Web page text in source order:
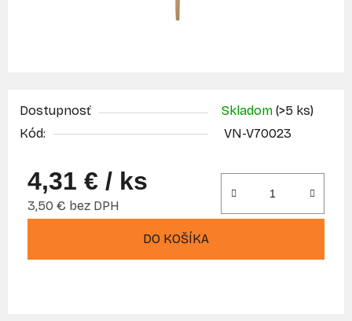
Dostupnosť Skladom (>5 ks)
Kód:
VN-V70023
4,31 € / ks
3,50 € bez DPH
DO KOŠÍKA